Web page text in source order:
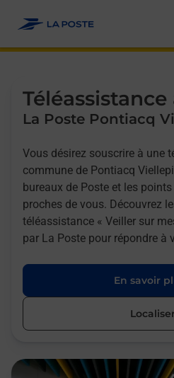
Téléassistance
La Poste Pontiacq
Vous désirez souscrire à une
commune de Pontiacq
bureaux de Poste et les
proches de vous. Découvrez
téléassistance « Veiller sur
par La Poste pour répondre à
En savoir